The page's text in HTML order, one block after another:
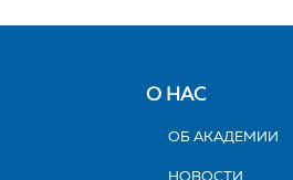
О НАС
ОБ АКАДЕМИИ
НОВОСТИ